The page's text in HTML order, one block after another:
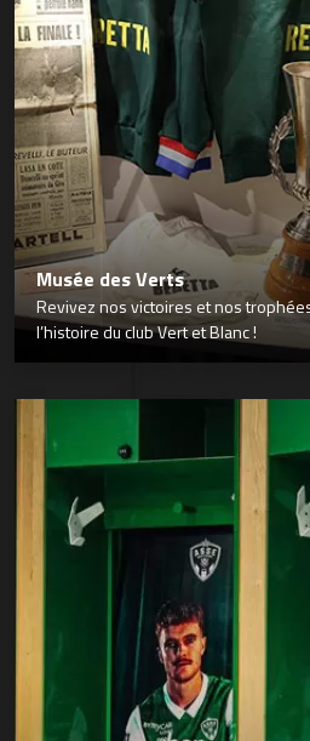
Musée des Verts
Revivez nos victoires et nos
l’histoire du club Vert et Blanc !